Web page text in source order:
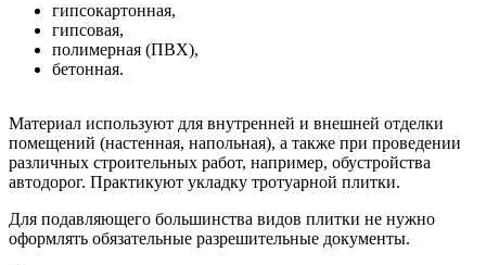
гипсокартонная,
гипсовая,
полимерная (ПВХ),
бетонная.
Материал используют для внутренней и внешней отделки
помещений (настенная, напольная), а также при проведении
различных строительных работ, например, обустройства
автодорог. Практикуют укладку тротуарной плитки.
Для подавляющего большинства видов плитки не нужно
оформлять обязательные разрешительные документы.